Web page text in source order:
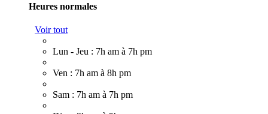
Heures normales
Voir tout
Lun - Jeu : 7h am à 7h pm
Ven : 7h am à 8h pm
Sam : 7h am à 7h pm